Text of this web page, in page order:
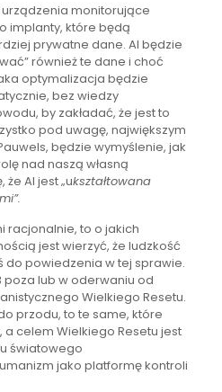
monitorujące
implanty, które będą
prywatne dane. AI będzie
również te dane i choć
optymalizacja będzie
bez wiedzy
by zakładać, że jest to
pod uwagę, największym
będzie wymyślenie, jak
nad naszą własną
że AI jest „ukształtowana
racjonalnie, to o jakich
jest wierzyć, że ludzkość
do powiedzenia w tej sprawie.
poza lub w oderwaniu od
Wielkiego Resetu.
przodu, to te same, które
a celem Wielkiego Resetu jest
światowego
jako platformę kontroli